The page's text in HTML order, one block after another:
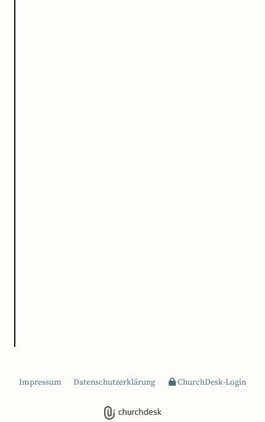
Impressum Datenschutzerklärung ChurchDesk-Login